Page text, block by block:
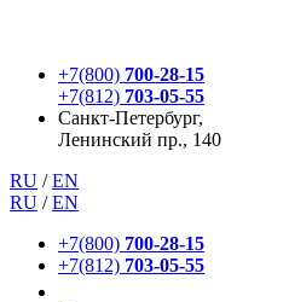
+7(800) 700-28-15
+7(812) 703-05-55
Санкт-Петербург,
Ленинский пр., 140
RU / EN
RU / EN
+7(800) 700-28-15
+7(812) 703-05-55